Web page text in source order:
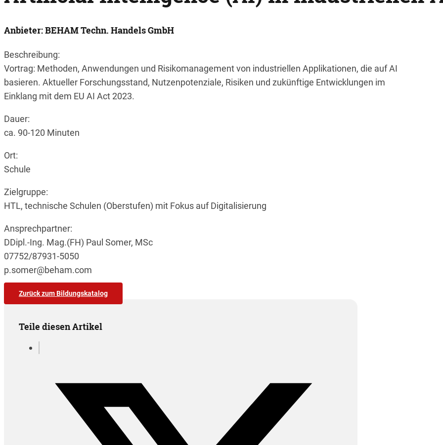
Anbieter: BEHAM Techn. Handels GmbH
Beschreibung:
Vortrag: Methoden, Anwendungen und Risikomanagement von industriellen Applikationen, die auf AI
basieren. Aktueller Forschungsstand, Nutzenpotenziale, Risiken und zukünftige Entwicklungen im
Einklang mit dem EU AI Act 2023.
Dauer:
ca. 90-120 Minuten
Ort:
Schule
Zielgruppe:
HTL, technische Schulen (Oberstufen) mit Fokus auf Digitalisierung
Ansprechpartner:
DDipl.-Ing. Mag.(FH) Paul Somer, MSc
07752/87931-5050
p.somer@beham.com
Zurück zum Bildungskatalog
Teile diesen Artikel